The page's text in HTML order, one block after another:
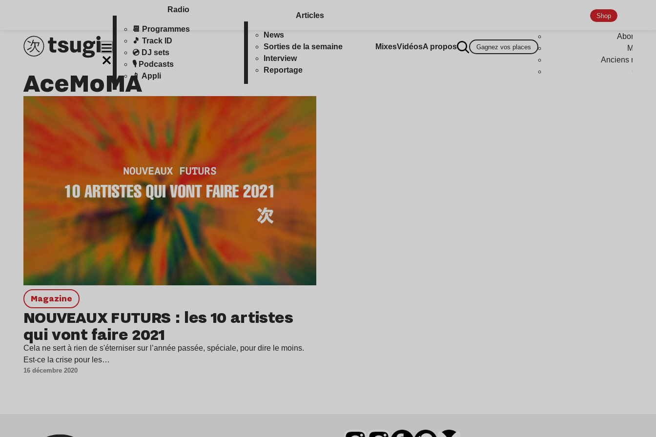
Radio
📆 Programmes
🎵 Track ID
💿 DJ sets
🎙️ Podcasts
📱 Appli
Articles
News
Sorties de la semaine
Interview
Reportage
MixesVidéosA propos Gagnez vos places
Shop
Anciens
AceMoMA
magazine
NOUVEAUX FUTURS : les 10 artistes
qui vont faire 2021
Cela ne sert à rien de s'éterniser sur l’année passée, spéciale, pour dire le moins.
Est-ce la crise pour les…
16 décembre 2020